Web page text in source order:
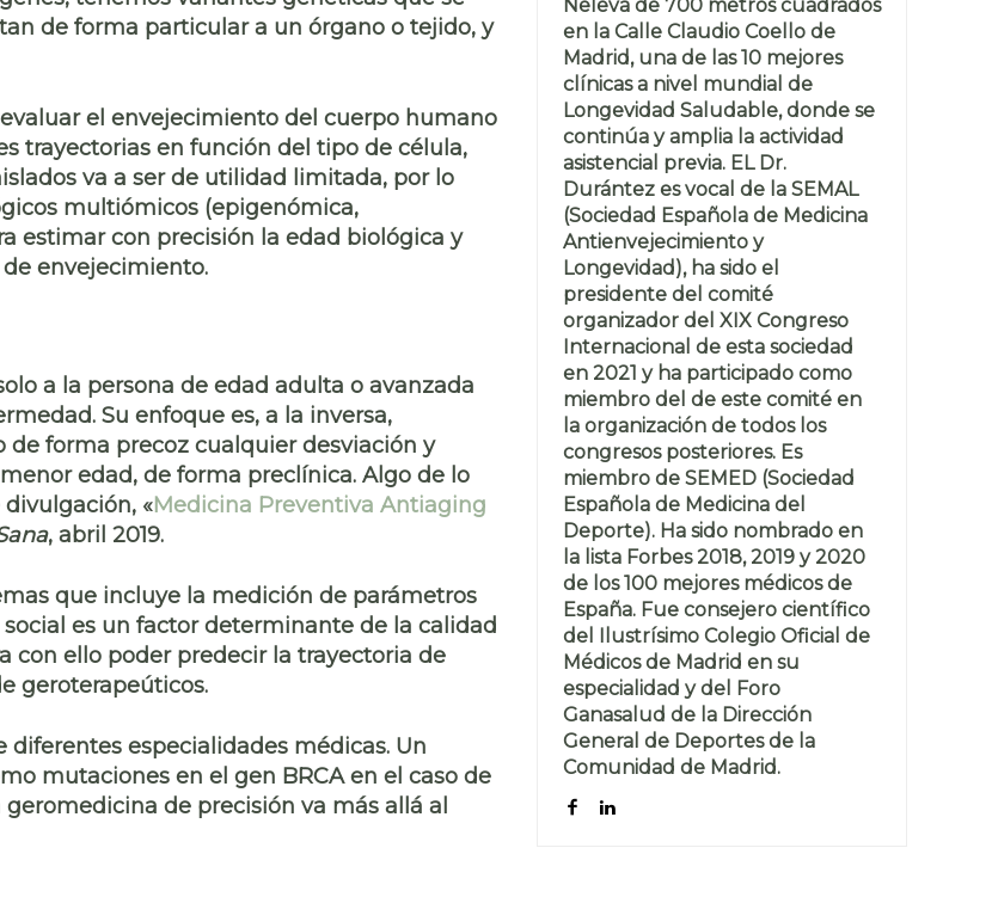
de forma particulara un órgano o tejido, y
el envejecimiento del cuerpo humano
trayectorias en función del tipo de célula,
va a ser de utilidad limitada, por lo
multiómicos (epigenómica,
estimar con precisión la edad biológica y
envejecimiento.
a la persona de edad adulta o avanzada
Su enfoque es, a la inversa,
forma precoz cualquier desviación y
edad, de forma preclínica. Algo de lo
«Medicina Preventiva Antiaging
, abril 2019.
que incluye la medición de parámetros
es un factor determinante de la calidad
con ello poder predecir la trayectoria de
geroterapeúticos.
especialidades médicas. Un
mutaciones en el gen BRCA en el caso de
de precisión va más allá al
Neleva de 700 metros cuadrados
en la Calle Claudio Coello de
Madrid, una de las 10 mejores
clínicas a nivel mundial de
Longevidad Saludable, donde se
continúa y amplia la actividad
asistencial previa. EL Dr.
Durántez es vocal de la SEMAL
(Sociedad Española de Medicina
Antienvejecimiento y
Longevidad), ha sido el
presidente del comité
organizador del XIX Congreso
Internacional de esta sociedad
en 2021 y ha participado como
miembro del de este comité en
la organización de todos los
congresos posteriores. Es
miembro de SEMED (Sociedad
Española de Medicina del
Deporte). Ha sido nombrado en
la lista Forbes 2018, 2019 y 2020
de los 100 mejores médicos de
España. Fue consejero científico
del Ilustrísimo Colegio Oficial de
Médicos de Madrid en su
especialidad y del Foro
Ganasalud de la Dirección
General de Deportes de la
Comunidad de Madrid.